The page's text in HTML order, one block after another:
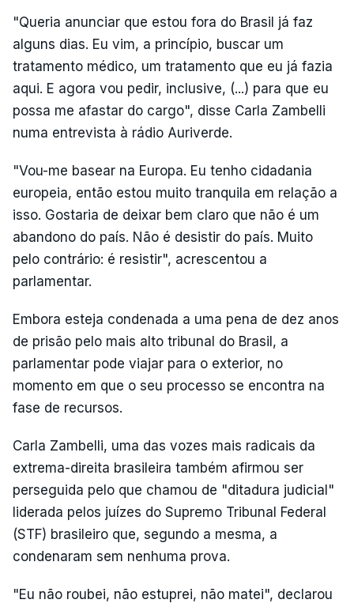
"Queria anunciar que estou fora do Brasil já faz
alguns dias. Eu vim, a princípio, buscar um
tratamento médico, um tratamento que eu já fazia
aqui. E agora vou pedir, inclusive, (...) para que eu
possa me afastar do cargo", disse Carla Zambelli
numa entrevista à rádio Auriverde.
"Vou-me basear na Europa. Eu tenho cidadania
europeia, então estou muito tranquila em relação a
isso. Gostaria de deixar bem claro que não é um
abandono do país. Não é desistir do país. Muito
pelo contrário: é resistir", acrescentou a
parlamentar.
Embora esteja condenada a uma pena de dez anos
de prisão pelo mais alto tribunal do Brasil, a
parlamentar pode viajar para o exterior, no
momento em que o seu processo se encontra na
fase de recursos.
Carla Zambelli, uma das vozes mais radicais da
extrema-direita brasileira também afirmou ser
perseguida pelo que chamou de "ditadura judicial"
liderada pelos juízes do Supremo Tribunal Federal
(STF) brasileiro que, segundo a mesma, a
condenaram sem nenhuma prova.
"Eu não roubei, não estuprei, não matei", declarou